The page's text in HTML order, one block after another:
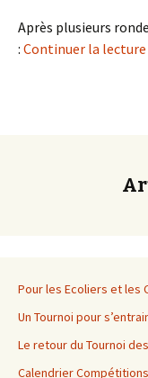
Après plusieurs
: Continuer la lecture
Pour les Ecoliers et les
Un Tournoi pour
Le retour du Tournoi
Calendrier